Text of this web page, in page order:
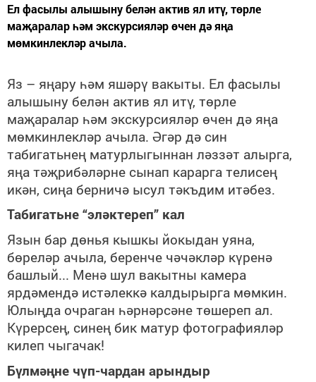
Ел фасылы алышыну белән актив ял итү, төрле
маҗаралар һәм экскурсияләр өчен дә яңа
мөмкинлекләр ачыла.
Яз – яңару һәм яшәрү вакыты. Ел фасылы
алышыну белән актив ял итү, төрле
маҗаралар һәм экскурсияләр өчен дә яңа
мөмкинлекләр ачыла. Әгәр дә син
табигатьнең матурлыгыннан ләззәт алырга,
яңа тәҗрибәләрне сынап карарга телисең
икән, сиңа берничә ысул тәкъдим итәбез.
Табигатьне “эләктереп” кал
Язын бар дөнья кышкы йокыдан уяна,
бөреләр ачыла, беренче чәчәкләр күренә
башлый... Менә шул вакытны камера
ярдәмендә истәлеккә калдырырга мөмкин.
Юлыңда очраган һәрнәрсәне төшереп ал.
Күрерсең, синең бик матур фотографияләр
килеп чыгачак!
Бүлмәңне чүп-чардан арындыр